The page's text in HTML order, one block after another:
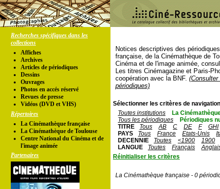
Recherches spécifiques dans les
collections
Affiches
Archives
Articles de périodiques
Dessins
Ouvrages
Photos en accés réservé
Revues de presse
Vidéos (DVD et VHS)
Répertoires
La Cinémathèque française
La Cinémathèque de Toulouse
Centre National du Cinéma et de
l'image animée
Partenaires
Notices descriptives des
française, de la Cinémathèque de
Cinéma et de l'image animée,
Les titres Cinémagazine et Paris-
coopération avec la BNF.
périodiques)
Sélectionner les critères de
Toutes institutions
La
Tous les périodiques
Périodiques
TITRE
Tous AB C DE F
GHI
PAYS
Tous France Etats-Unis
DECENNIE
Toutes <1900
1900
LANGUE
Toutes Français
Réinitialiser les critères
La Cinémathèque française - 0